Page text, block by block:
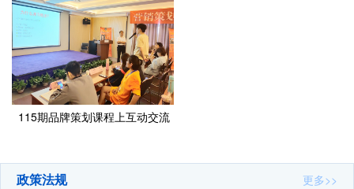
115期品牌策划课程上互动交流
政策法规 更多>>